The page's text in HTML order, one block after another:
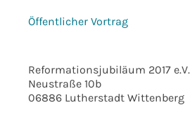
Öffentlicher Vortrag
Reformationsjubiläum 2017 e.V.
Neustraße 10b
06886 Lutherstadt Wittenberg